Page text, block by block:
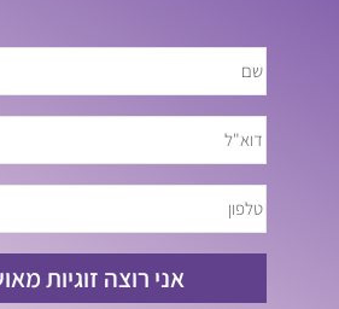
אני רוצה זוגיות